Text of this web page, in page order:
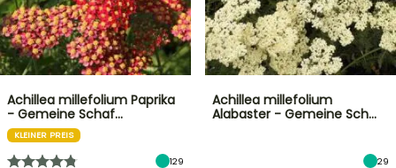
Achillea millefolium Paprika
- Gemeine Schaf…
KLEINER PREIS
129
Achillea millefolium
Alabaster - Gemeine Sch…
29